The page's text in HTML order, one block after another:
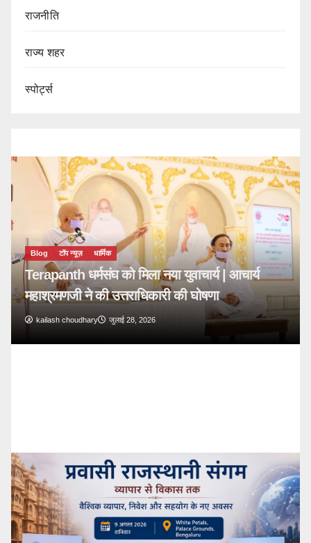
राजनीति
राज्य शहर
स्पोर्ट्स
टॉप न्यूज़ धार्मिक
धर्मसंघ को मिला नया युवाचार्य | आचार्य
ने की उत्तराधिकारी की घोषणा
choudhary जुलाई 28, 2026